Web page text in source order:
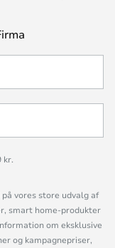
kr.
vores store udvalg af
smart home-produkter
om eksklusive
og kampagnepriser,